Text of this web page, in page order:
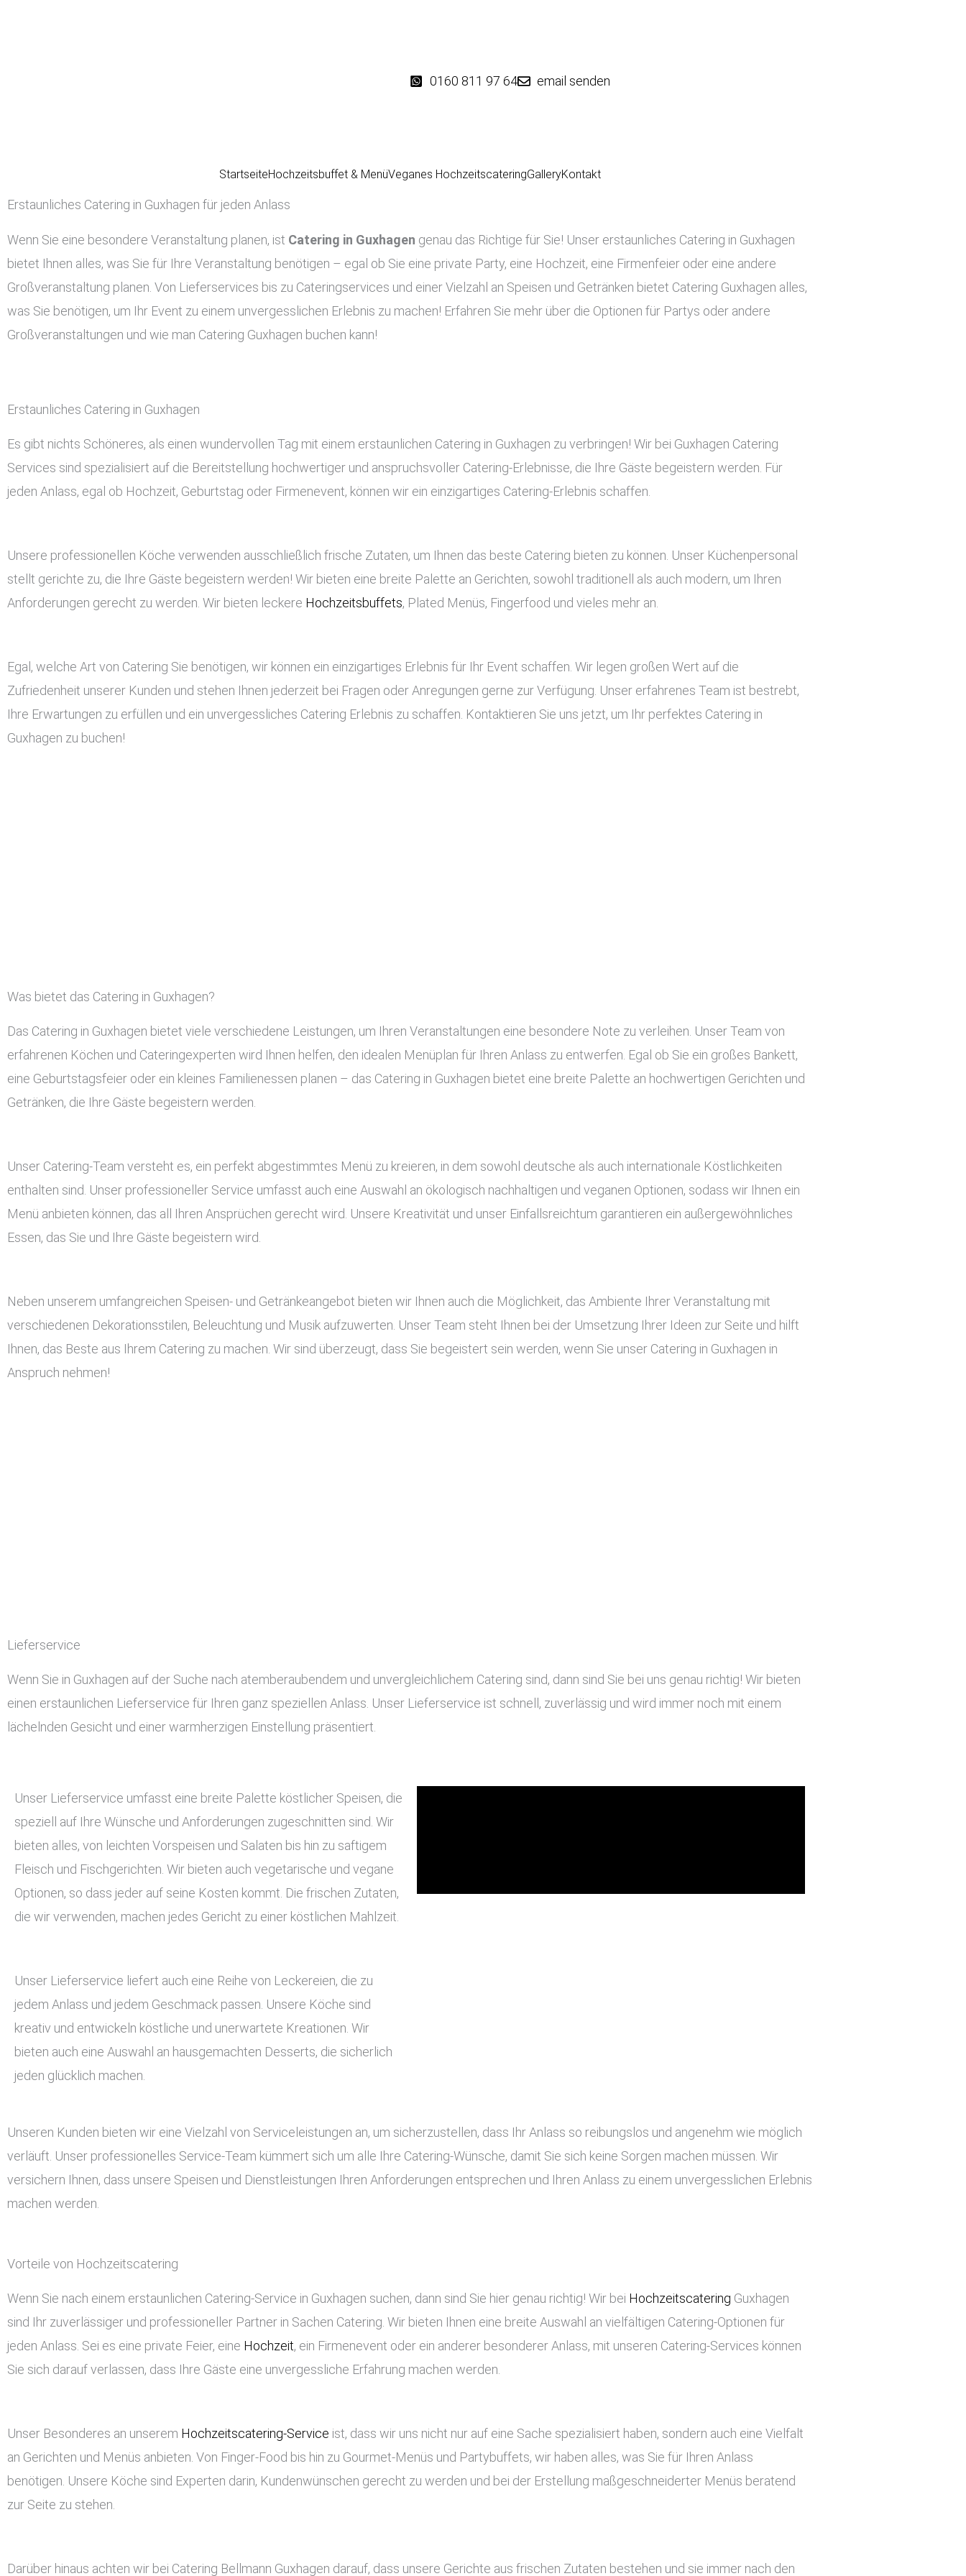
0160 811 97 64
email senden
StartseiteHochzeitsbuffet & MenüVeganes HochzeitscateringGalleryKontakt
Erstaunliches Catering in Guxhagen für jeden Anlass
Wenn Sie eine besondere Veranstaltung planen, ist Catering in Guxhagen genau das Richtige für Sie! Unser erstaunliches Catering in Guxhagen
bietet Ihnen alles, was Sie für Ihre Veranstaltung benötigen – egal ob Sie eine private Party, eine Hochzeit, eine Firmenfeier oder eine andere
Großveranstaltung planen. Von Lieferservices bis zu Cateringservices und einer Vielzahl an Speisen und Getränken bietet Catering Guxhagen alles,
was Sie benötigen, um Ihr Event zu einem unvergesslichen Erlebnis zu machen! Erfahren Sie mehr über die Optionen für Partys oder andere
Großveranstaltungen und wie man Catering Guxhagen buchen kann!
Erstaunliches Catering in Guxhagen
Es gibt nichts Schöneres, als einen wundervollen Tag mit einem erstaunlichen Catering in Guxhagen zu verbringen! Wir bei Guxhagen Catering
Services sind spezialisiert auf die Bereitstellung hochwertiger und anspruchsvoller Catering-Erlebnisse, die Ihre Gäste begeistern werden. Für
jeden Anlass, egal ob Hochzeit, Geburtstag oder Firmenevent, können wir ein einzigartiges Catering-Erlebnis schaffen.
Unsere professionellen Köche verwenden ausschließlich frische Zutaten, um Ihnen das beste Catering bieten zu können. Unser Küchenpersonal
stellt gerichte zu, die Ihre Gäste begeistern werden! Wir bieten eine breite Palette an Gerichten, sowohl traditionell als auch modern, um Ihren
Anforderungen gerecht zu werden. Wir bieten leckere Hochzeitsbuffets, Plated Menüs, Fingerfood und vieles mehr an.
Egal, welche Art von Catering Sie benötigen, wir können ein einzigartiges Erlebnis für Ihr Event schaffen. Wir legen großen Wert auf die
Zufriedenheit unserer Kunden und stehen Ihnen jederzeit bei Fragen oder Anregungen gerne zur Verfügung. Unser erfahrenes Team ist bestrebt,
Ihre Erwartungen zu erfüllen und ein unvergessliches Catering Erlebnis zu schaffen. Kontaktieren Sie uns jetzt, um Ihr perfektes Catering in
Guxhagen zu buchen!
Was bietet das Catering in Guxhagen?
Das Catering in Guxhagen bietet viele verschiedene Leistungen, um Ihren Veranstaltungen eine besondere Note zu verleihen. Unser Team von
erfahrenen Köchen und Cateringexperten wird Ihnen helfen, den idealen Menüplan für Ihren Anlass zu entwerfen. Egal ob Sie ein großes Bankett,
eine Geburtstagsfeier oder ein kleines Familienessen planen – das Catering in Guxhagen bietet eine breite Palette an hochwertigen Gerichten und
Getränken, die Ihre Gäste begeistern werden.
Unser Catering-Team versteht es, ein perfekt abgestimmtes Menü zu kreieren, in dem sowohl deutsche als auch internationale Köstlichkeiten
enthalten sind. Unser professioneller Service umfasst auch eine Auswahl an ökologisch nachhaltigen und veganen Optionen, sodass wir Ihnen ein
Menü anbieten können, das all Ihren Ansprüchen gerecht wird. Unsere Kreativität und unser Einfallsreichtum garantieren ein außergewöhnliches
Essen, das Sie und Ihre Gäste begeistern wird.
Neben unserem umfangreichen Speisen- und Getränkeangebot bieten wir Ihnen auch die Möglichkeit, das Ambiente Ihrer Veranstaltung mit
verschiedenen Dekorationsstilen, Beleuchtung und Musik aufzuwerten. Unser Team steht Ihnen bei der Umsetzung Ihrer Ideen zur Seite und hilft
Ihnen, das Beste aus Ihrem Catering zu machen. Wir sind überzeugt, dass Sie begeistert sein werden, wenn Sie unser Catering in Guxhagen in
Anspruch nehmen!
Lieferservice
Wenn Sie in Guxhagen auf der Suche nach atemberaubendem und unvergleichlichem Catering sind, dann sind Sie bei uns genau richtig! Wir bieten
einen erstaunlichen Lieferservice für Ihren ganz speziellen Anlass. Unser Lieferservice ist schnell, zuverlässig und wird immer noch mit einem
lächelnden Gesicht und einer warmherzigen Einstellung präsentiert.
Unser Lieferservice umfasst eine breite Palette köstlicher Speisen, die
speziell auf Ihre Wünsche und Anforderungen zugeschnitten sind. Wir
bieten alles, von leichten Vorspeisen und Salaten bis hin zu saftigem
Fleisch und Fischgerichten. Wir bieten auch vegetarische und vegane
Optionen, so dass jeder auf seine Kosten kommt. Die frischen Zutaten,
die wir verwenden, machen jedes Gericht zu einer köstlichen Mahlzeit.
Unser Lieferservice liefert auch eine Reihe von Leckereien, die zu
jedem Anlass und jedem Geschmack passen. Unsere Köche sind
kreativ und entwickeln köstliche und unerwartete Kreationen. Wir
bieten auch eine Auswahl an hausgemachten Desserts, die sicherlich
jeden glücklich machen.
Unseren Kunden bieten wir eine Vielzahl von Serviceleistungen an, um sicherzustellen, dass Ihr Anlass so reibungslos und angenehm wie möglich
verläuft. Unser professionelles Service-Team kümmert sich um alle Ihre Catering-Wünsche, damit Sie sich keine Sorgen machen müssen. Wir
versichern Ihnen, dass unsere Speisen und Dienstleistungen Ihren Anforderungen entsprechen und Ihren Anlass zu einem unvergesslichen Erlebnis
machen werden.
Vorteile von Hochzeitscatering
Wenn Sie nach einem erstaunlichen Catering-Service in Guxhagen suchen, dann sind Sie hier genau richtig! Wir bei Hochzeitscatering Guxhagen
sind Ihr zuverlässiger und professioneller Partner in Sachen Catering. Wir bieten Ihnen eine breite Auswahl an vielfältigen Catering-Optionen für
jeden Anlass. Sei es eine private Feier, eine Hochzeit, ein Firmenevent oder ein anderer besonderer Anlass, mit unseren Catering-Services können
Sie sich darauf verlassen, dass Ihre Gäste eine unvergessliche Erfahrung machen werden.
Unser Besonderes an unserem Hochzeitscatering-Service ist, dass wir uns nicht nur auf eine Sache spezialisiert haben, sondern auch eine Vielfalt
an Gerichten und Menüs anbieten. Von Finger-Food bis hin zu Gourmet-Menüs und Partybuffets, wir haben alles, was Sie für Ihren Anlass
benötigen. Unsere Köche sind Experten darin, Kundenwünschen gerecht zu werden und bei der Erstellung maßgeschneiderter Menüs beratend
zur Seite zu stehen.
Darüber hinaus achten wir bei Catering Bellmann Guxhagen darauf, dass unsere Gerichte aus frischen Zutaten bestehen und sie immer nach den